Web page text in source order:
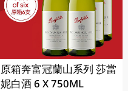
原箱奔富冠蘭山系列 莎當
妮白酒 6 X 750ML